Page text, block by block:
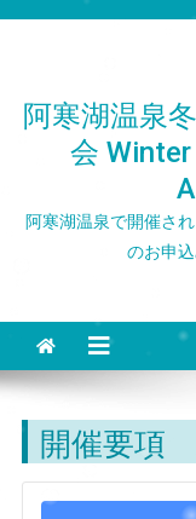
阿寒湖温泉
会
阿寒湖温泉で開催さ
のお申
開催要項